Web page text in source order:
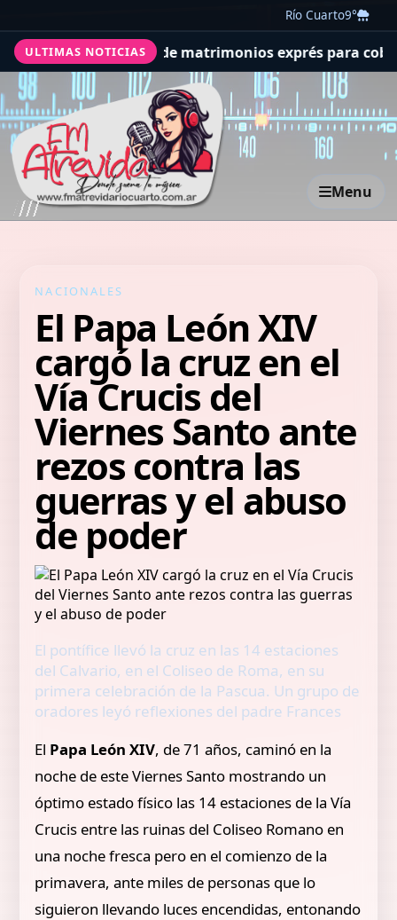
Río Cuarto9°
ULTIMAS NOTICIAS
estafa de matrimonios exprés para cobrar
Menu
NACIONALES
El Papa León XIV
cargó la cruz en el
Vía Crucis del
Viernes Santo ante
rezos contra las
guerras y el abuso
de poder
El pontífice llevó la cruz en las 14 estaciones
del Calvario, en el Coliseo de Roma, en su
primera celebración de la Pascua. Un grupo de
oradores leyó reflexiones del padre Frances
El Papa León XIV, de 71 años, caminó en la
noche de este Viernes Santo mostrando un
óptimo estado físico las 14 estaciones de la Vía
Crucis entre las ruinas del Coliseo Romano en
una noche fresca pero en el comienzo de la
primavera, ante miles de personas que lo
siguieron llevando luces encendidas, entonando